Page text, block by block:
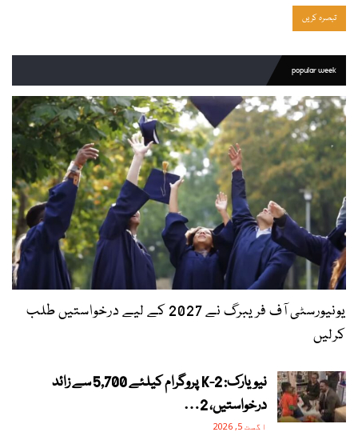
popular week
یونیورسٹی آف فریبرگ نے 2027 کے لیے درخواستیں طلب
کرلیں
نیویارک: 2-K پروگرام کیلئے 5,700 سے زائد
درخواستیں، 2…
اگست 5, 2026